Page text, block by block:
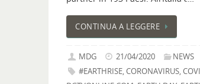
CONTINUA A LEGGERE
MDG 21/04/2020
NEWS
#EARTHRISE,CORONAVIRUS,